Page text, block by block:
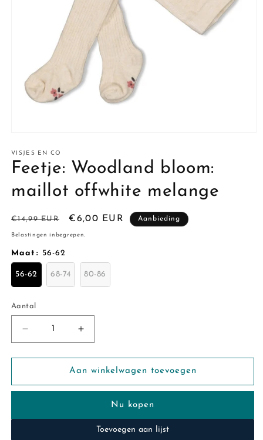
openen
in
modaal
VISJES EN CO
Feetje: Woodland bloom:
maillot offwhite melange
Normale
prijs
€14,99 EUR Aanbiedingsprijs
€6,00 EUR Aanbieding
Belastingen inbegrepen.
Maat : 56-62
56-62 68-74 80-86
Aantal
Aantal
Aantal
verlagen
voor
Woodland
offwhite
Aantal
verhogen
voor
Feetje:
Woodland
offwhite
melange
Aan winkelwagen toevoegen
Nu kopen
Toevoegen aan lijst